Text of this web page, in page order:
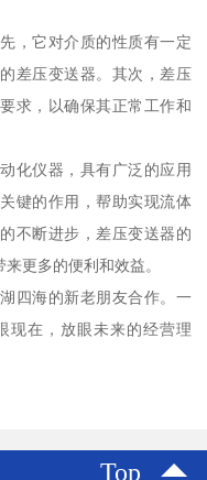
，它对介质的性质有一定
差压变送器。其次，差压
求，以确保其正常工作和
化仪器，具有广泛的应用
键的作用，帮助实现流体
不断进步，差压变送器的
更多的便利和效益。
四海的新老朋友合作。一
现在，放眼未来的经营理
Top